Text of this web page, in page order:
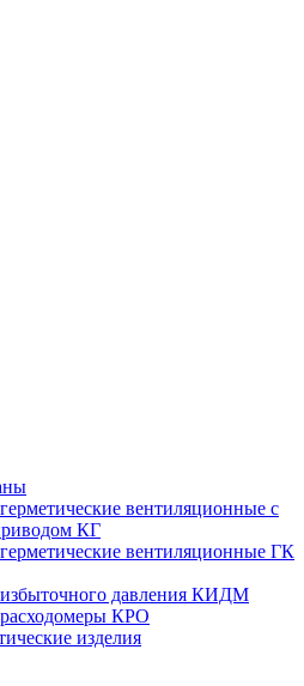
вентиляционные с
КГ
вентиляционные ГК
давления КИДМ
КРО
изделия